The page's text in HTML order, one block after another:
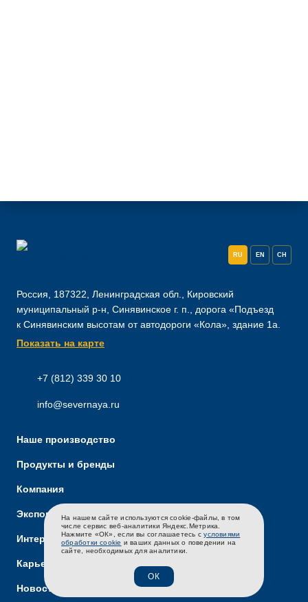
EN CH
RU EN CH
Россия, 187322, Ленинградская обл., Кировский
муниципальный р-н, Синявинское г. п., дорога «Подъезд
к Синявинским высотам от автодороги «Кола», здание 1а.
Показать на карте
+7 (812) 339 30 10
info@severnaya.ru
Наше производство
Продукты и бренды
Компания
Экспорт
Интернет-магазин
Карьера
Новости
На нашем сайте используются cookie-файлы, в том
числе сервис веб-аналитики Яндекс.Метрика.
Нажмите «ОК», если вы соглашаетесь сусловиями
обработки cookie и ваших данных о поведении на
сайте, необходимых для аналитики.
ОК